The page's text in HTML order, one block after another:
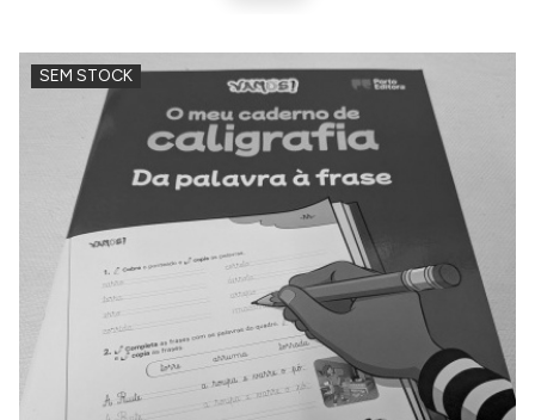
SEM STOCK